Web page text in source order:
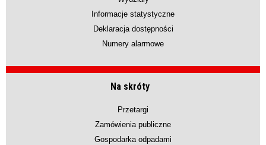
Informacje statystyczne
Deklaracja dostępności
Numery alarmowe
Na skróty
Przetargi
Zamówienia publiczne
Gospodarka odpadami